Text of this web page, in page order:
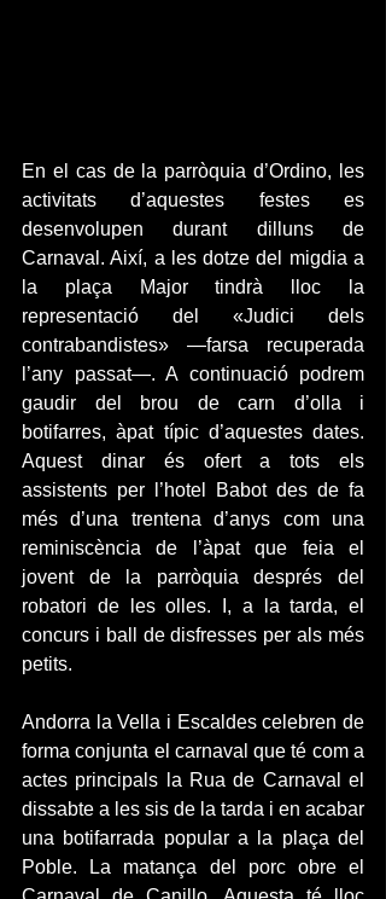
En el cas de la parròquia d’Ordino, les
activitats d’aquestes festes es
desenvolupen durant dilluns de
Carnaval. Així, a les dotze del migdia a
la plaça Major tindrà lloc la
representació del «Judici dels
contrabandistes» —farsa recuperada
l’any passat—. A continuació podrem
gaudir del brou de carn d’olla i
botifarres, àpat típic d’aquestes dates.
Aquest dinar és ofert a tots els
assistents per l’hotel Babot des de fa
més d’una trentena d’anys com una
reminiscència de l’àpat que feia el
jovent de la parròquia després del
robatori de les olles. I, a la tarda, el
concurs i ball de disfresses per als més
petits.
Andorra la Vella i Escaldes celebren de
forma conjunta el carnaval que té com a
actes principals la Rua de Carnaval el
dissabte a les sis de la tarda i en acabar
una botifarrada popular a la plaça del
Poble. La matança del porc obre el